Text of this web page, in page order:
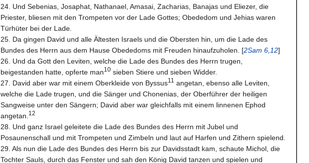
24. Und Sebenias, Josaphat, Nathanael, Amasai, Zacharias, Banajas und Eliezer, die
Priester, bliesen mit den Trompeten vor der Lade Gottes; Obededom und Jehias waren
Türhüter bei der Lade.
25. Da gingen David und alle Ältesten Israels und die Obersten hin, um die Lade des
Bundes des Herrn aus dem Hause Obededoms mit Freuden hinaufzuholen. [2Sam 6,12]
26. Und da Gott den Leviten, welche die Lade des Bundes des Herrn trugen,
beigestanden hatte, opferte man10 sieben Stiere und sieben Widder.
27. David aber war mit einem Oberkleide von Byssus11 angetan, ebenso alle Leviten,
welche die Lade trugen, und die Sänger und Chonenias, der Oberführer der heiligen
Sangweise unter den Sängern; David aber war gleichfalls mit einem linnenen Ephod
angetan. 12
28. Und ganz Israel geleitete die Lade des Bundes des Herrn mit Jubel und
Posaunenschall und mit Trompeten und Zimbeln und laut auf Harfen und Zithern spielend.
29. Als nun die Lade des Bundes des Herrn bis zur Davidsstadt kam, schaute Michol, die
Tochter Sauls, durch das Fenster und sah den König David tanzen und spielen und